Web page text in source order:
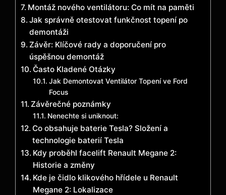
Montáž nového ventilátoru: Co mít na paměti
Jak správně otestovat funkčnost topení po
demontáži
Závěr: Klíčové rady a doporučení pro
úspěšnou demontáž
Často Kladené Otázky
Jak Demontovat Ventilátor Topení ve Ford
Focus
Závěrečné poznámky
Nenechte si uniknout:
Co obsahuje baterie Tesla? Složení a
technologie baterií Tesla
Kdy proběhl facelift Renault Megane 2:
Historie a změny
Kde je čidlo klikového hřídele u Renault
Megane 2: Lokalizace